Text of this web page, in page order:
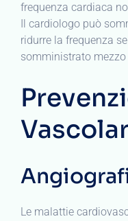
frequenza cardiaca
Il cardiologo può
ridurre la frequenza
somministrato
Le malattie